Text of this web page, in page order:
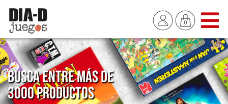
BUSCA ENTRE MÁS DE
3000 PRODUCTOS